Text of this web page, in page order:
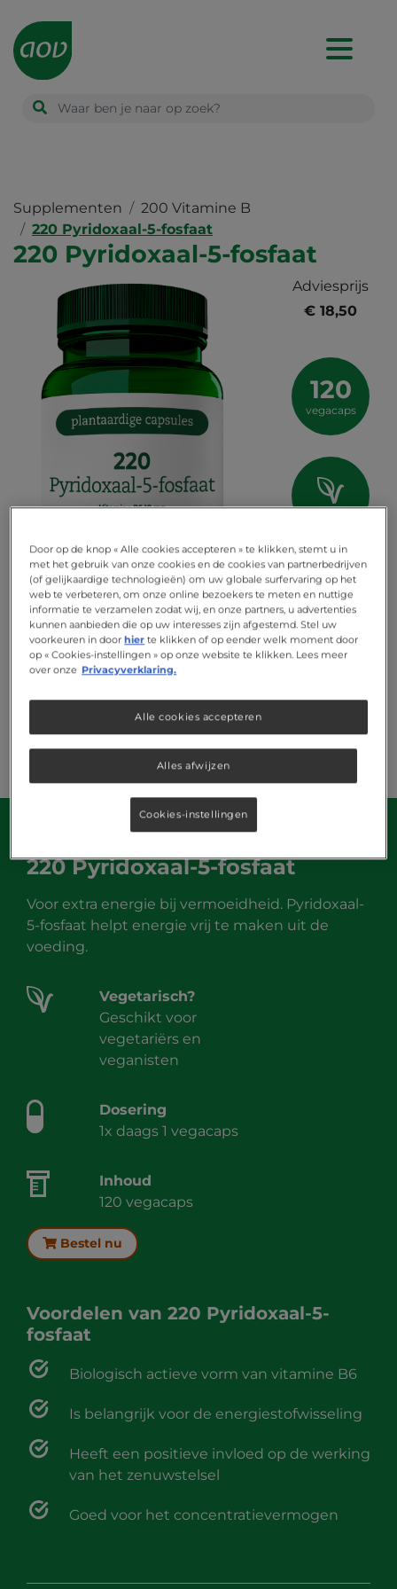
Main
navigation
Supplementen
200 Vitamine B
220 Pyridoxaal-5-fosfaat
220 Pyridoxaal-5-fosfaat
Adviesprijs
€ 18,50
120
vegacaps
vegan
220 Pyridoxaal-5-fosfaat
Voor extra energie bij vermoeidheid. Pyridoxaal-
5-fosfaat helpt energie vrij te maken uit de
voeding.
Vegetarisch?
Geschikt voor
vegetariërs en
veganisten
Dosering
1x daags 1 vegacaps
Inhoud
120 vegacaps
Bestel nu
Voordelen van 220 Pyridoxaal-5-
fosfaat
Biologisch actieve vorm van vitamine B6
Is belangrijk voor de energiestofwisseling
Heeft een positieve invloed op de werking
van het zenuwstelsel
Goed voor het concentratievermogen
Door op de knop « Alle cookies accepteren » te klikken, stemt u in
met het gebruik van onze cookies en de cookies van partnerbedrijven
(of gelijkaardige technologieën) om uw globale surfervaring op het
web te verbeteren, om onze online bezoekers te meten en nuttige
informatie te verzamelen zodat wij, en onze partners, u advertenties
kunnen aanbieden die op uw interesses zijn afgestemd. Stel uw
voorkeuren in doorhier te klikken of op eender welk moment door
op « Cookies-instellingen » op onze website te klikken. Lees meer
over onze Privacyverklaring.
Alles afwijzen
Alle cookies accepteren
Cookies-instellingen